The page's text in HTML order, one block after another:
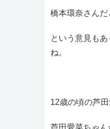
橋本環奈さん
という意見も
ね。
12歳の頃の芦
芦田愛菜ちゃ